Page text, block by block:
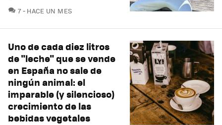
7COMENTARIOS
HACE UN MES
Uno de cada diez litros
de "leche" que se vende
en España no sale de
ningún animal: el
imparable (y silencioso)
crecimiento de las
bebidas vegetales